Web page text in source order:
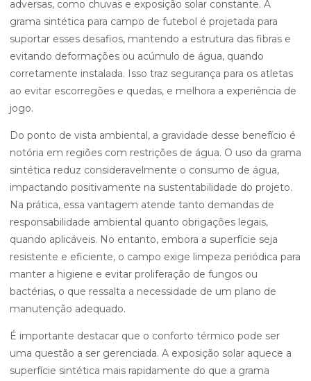
adversas, como chuvas e exposição solar constante. A
grama sintética para campo de futebol é projetada para
suportar esses desafios, mantendo a estrutura das fibras e
evitando deformações ou acúmulo de água, quando
corretamente instalada. Isso traz segurança para os atletas
ao evitar escorregões e quedas, e melhora a experiência de
jogo.
Do ponto de vista ambiental, a gravidade desse benefício é
notória em regiões com restrições de água. O uso da grama
sintética reduz consideravelmente o consumo de água,
impactando positivamente na sustentabilidade do projeto.
Na prática, essa vantagem atende tanto demandas de
responsabilidade ambiental quanto obrigações legais,
quando aplicáveis. No entanto, embora a superfície seja
resistente e eficiente, o campo exige limpeza periódica para
manter a higiene e evitar proliferação de fungos ou
bactérias, o que ressalta a necessidade de um plano de
manutenção adequado.
É importante destacar que o conforto térmico pode ser
uma questão a ser gerenciada. A exposição solar aquece a
superfície sintética mais rapidamente do que a grama